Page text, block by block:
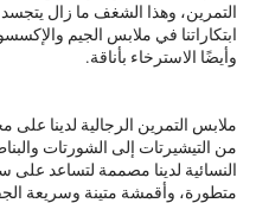
التمرين، وهذا الشغف ما زال
ابتكاراتنا في ملابس الجيم
وأيضًا الاسترخاء بأناقة.
ملابس التمرين الرجالية لدينا
من التيشيرتات إلى الشورتات
النسائية لدينا مصممة لتساعد على
متطورة، وأقمشة متينة وسريعة